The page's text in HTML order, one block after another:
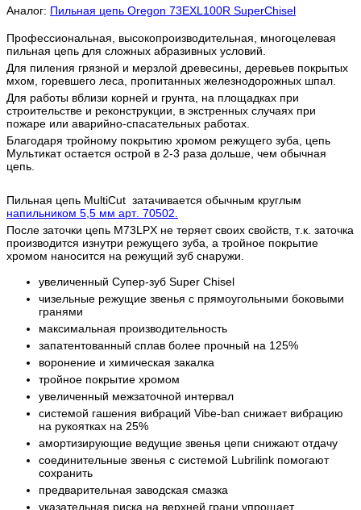
Аналог: Пильная цепь Oregon 73EXL100R SuperChisel
Профессиональная, высокопроизводительная, многоцелевая
пильная цепь для сложных абразивных условий.
Для пиления грязной и мерзлой древесины, деревьев покрытых
мхом, горевшего леса, пропитанных железнодорожных шпал.
Для работы вблизи корней и грунта, на площадках при
строительстве и реконструкции, в экстренных случаях при
пожаре или аварийно-спасательных работах.
Благодаря тройному покрытию хромом режущего зуба, цепь
Мультикат остается острой в 2-3 раза дольше, чем обычная
цепь.
Пильная цепь MultiCut затачивается обычным круглым
напильником 5,5 мм арт. 70502.
После заточки цепь M73LPX не теряет своих свойств, т.к. заточка
производится изнутри режущего зуба, а тройное покрытие
хромом наносится на режущий зуб снаружи.
увеличенный Супер-зуб Super Chisel
чизельные режущие звенья с прямоугольными боковыми
гранями
максимальная производительность
запатентованный сплав более прочный на 125%
воронение и химическая закалка
тройное покрытие хромом
увеличенный межзаточной интервал
системой гашения вибраций Vibe-ban снижает вибрацию
на рукоятках на 25%
амортизирующие ведущие звенья цепи снижают отдачу
соединительные звенья с системой Lubrilink помогают
сохранить
предварительная заводская смазка
указательная риска на верхней грани упрощает